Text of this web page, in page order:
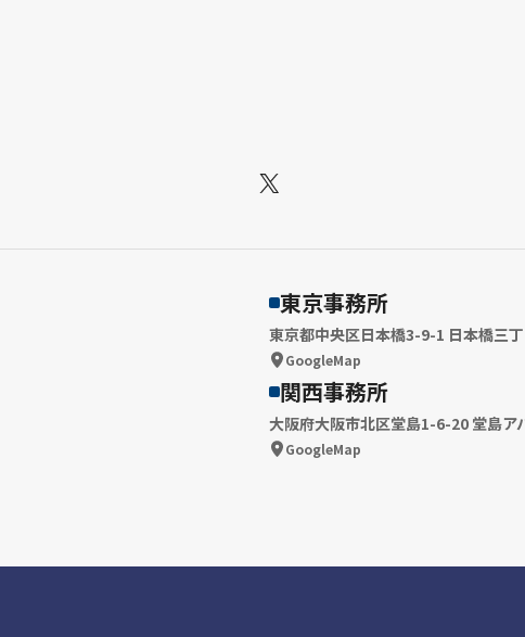
X
東京事務所
東京都中央区日本橋3-9-1 日本橋三
GoogleMap
関西事務所
大阪府大阪市北区堂島1-6-20 堂島ア
GoogleMap